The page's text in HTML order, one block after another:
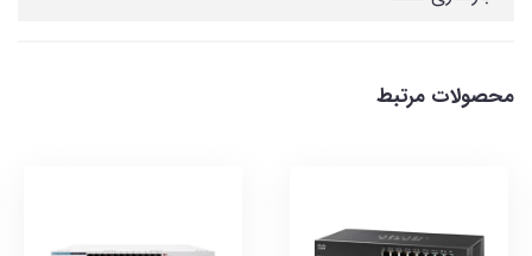
محصولات مرتبط